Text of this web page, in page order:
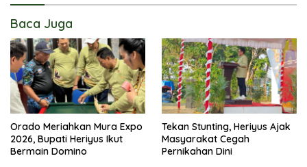
Baca Juga
Orado Meriahkan Mura Expo
2026, Bupati Heriyus Ikut
Bermain Domino
Tekan Stunting, Heriyus Ajak
Masyarakat Cegah
Pernikahan Dini